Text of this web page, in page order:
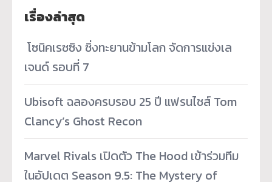
เรื่องล่าสุด
­ โซนิคเรซซิง ซิ่งทะยานข้ามโลก จัดการแข่งเล
เจนด์ รอบที่ 7
Ubisoft ฉลองครบรอบ 25 ปี แฟรนไชส์ Tom
Clancy’s Ghost Recon
Marvel Rivals เปิดตัว The Hood เข้าร่วมทีม
ในอัปเดต Season 9.5: The Mystery of